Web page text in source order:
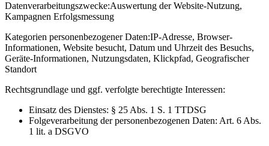
Datenverarbeitungszwecke:Auswertung der Website-Nutzung,
Kampagnen Erfolgsmessung
Kategorien personenbezogener Daten:IP-Adresse, Browser-
Informationen, Website besucht, Datum und Uhrzeit des Besuchs,
Geräte-Informationen, Nutzungsdaten, Klickpfad, Geografischer
Standort
Rechtsgrundlage und ggf. verfolgte berechtigte Interessen:
Einsatz des Dienstes: § 25 Abs. 1 S. 1 TTDSG
Folgeverarbeitung der personenbezogenen Daten: Art. 6 Abs.
1 lit. a DSGVO